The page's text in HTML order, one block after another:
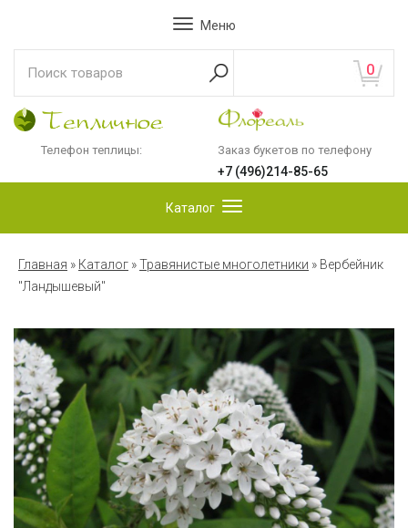
Меню
0
Телефон теплицы: Заказ букетов по телефону
+7 (496)214-85-65
Каталог
Главная » Каталог »Травянистые многолетники » Вербейник
"Ландышевый"